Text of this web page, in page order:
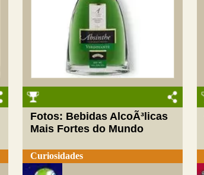
Fotos: Bebidas AlcoÃ³licas
Mais Fortes do Mundo
Curiosidades